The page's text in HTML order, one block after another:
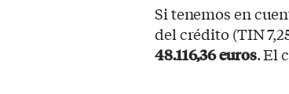
Si tenemos en
del crédito (TIN
48.116,36 euros. El